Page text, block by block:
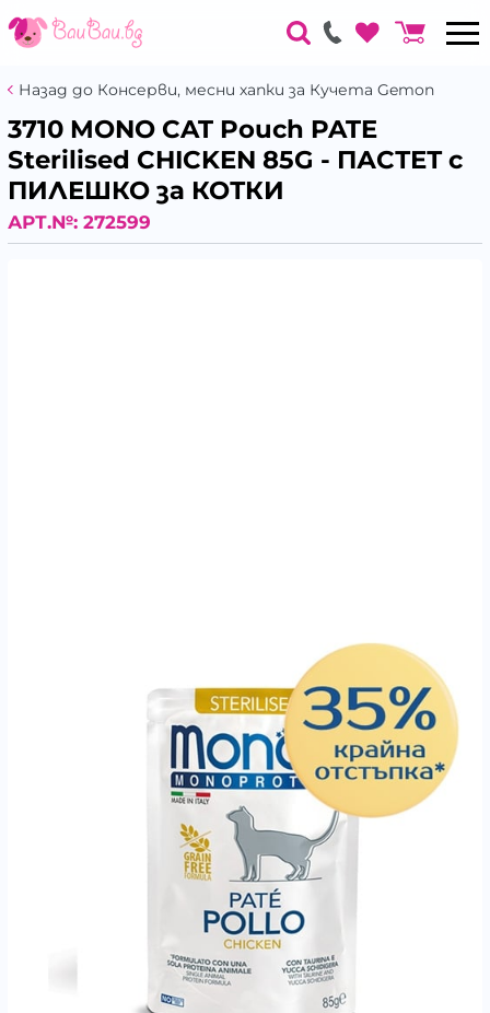
Назад до Консерви, месни хапки за Кучета Gemon
3710 MONO CAT Pouch PATE
Sterilised CHICKEN 85G - ПАСТЕТ с
ПИЛЕШКО за КОТКИ
АРТ.№: 272599